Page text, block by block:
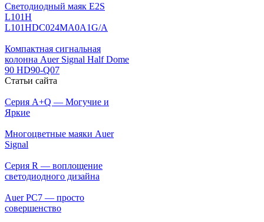
Светодиодный маяк E2S
L101H
L101HDC024MA0A1G/A
Компактная сигнальная
колонна Auer Signal Half Dome
90 HD90-Q07
Статьи сайта
Серия A+Q — Могучие и
Яркие
Многоцветные маяки Auer
Signal
Серия R — воплощение
светодиодного дизайна
Auer PC7 — просто
совершенство